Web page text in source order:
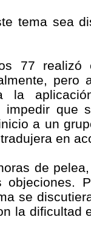
tema sea
77 realizó
pero
la
impedir que
a un
en
de
objeciones.
se
la dificultad